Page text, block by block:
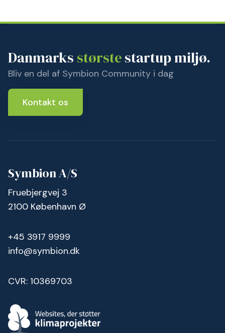
Danmarks størstestartup miljø.
Bliv en del af Symbion Community i dag
Kontakt os
Symbion A/S
Fruebjergvej 3
2100 København Ø
+45 3917 9999
info@symbion.dk
CVR: 10369703